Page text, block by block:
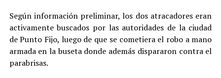
Según información preliminar, los dos atracadores eran
activamente buscados por las autoridades de la ciudad
de Punto Fijo, luego de que se cometiera el robo a mano
armada en la buseta donde además dispararon contra el
parabrisas.